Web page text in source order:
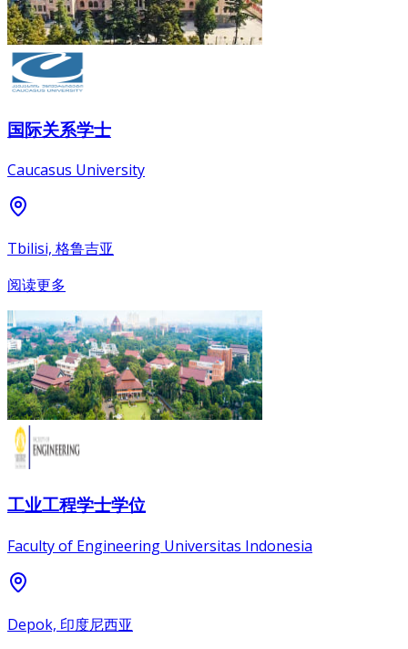
国际关系学士
Caucasus University
Tbilisi, 格鲁吉亚
阅读更多
工业工程学士学位
Faculty of Engineering Universitas Indonesia
Depok, 印度尼西亚